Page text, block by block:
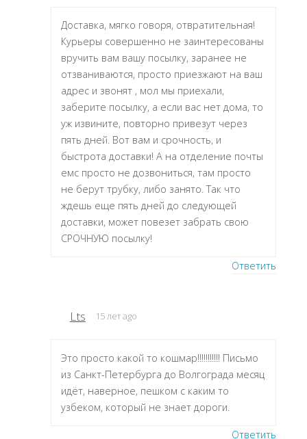
Доставка, мягко говоря, отвратительная!
Курьеры совершенно не заинтересованы
вручить вам вашу посылку, заранее не
отзваниваются, просто приезжают на ваш
адрес и звонят , мол мы приехали,
заберите посылку, а если вас нет дома, то
уж извините, повторно привезут через
пять дней. Вот вам и срочность, и
быстрота доставки! А на отделение почты
емс просто не дозвониться, там просто
не берут трубку, либо занято. Так что
ждешь еще пять дней до следующей
доставки, может повезет забрать свою
СРОЧНУЮ посылку!
Ответить
Lts 15 лет ago
Это просто какой то кошмар!!!!!!!!!!! Письмо
из Санкт-Петербурга до Волгограда месяц
идёт, наверное, пешком с каким то
узбеком, который не знает дороги.
Ответить